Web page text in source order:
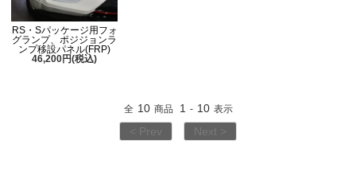
RS・Sパッケージ用フォ
グランプ、ポジジョンラ
ンプ移設パネル(FRP)
46,200円(税込)
全 10 商品 1 - 10 表示
< Prev Next >